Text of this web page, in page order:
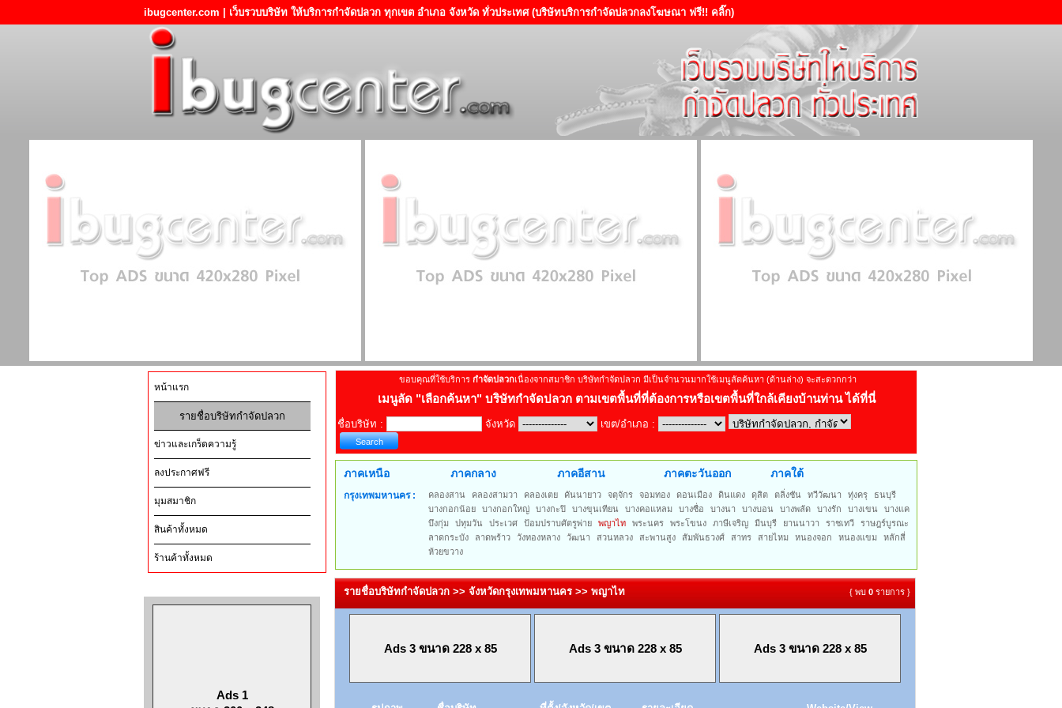
ibugcenter.com | เว็บรวบบริษัท ให้บริการกำจัดปลวก ทุกเขต อำเภอ จังหวัด ทั่วประเทศ (บริษัทบริการกำจัดปลวกลงโฆษณา ฟรี!! คลิ๊ก)
หน้าแรก
รายชื่อบริษัทกำจัดปลวก
ข่าวและเกร็ดความรู้
ลงประกาศฟรี
มุมสมาชิก
สินค้าทั้งหมด
ร้านค้าทั้งหมด
Ads 1
ขอบคุณที่ใช้บริการ กำจัดปลวกเนื่องจากสมาชิก บริษัทกำจัดปลวก มีเป็นจำนวนมากใช้เมนูลัดค้นหา (ด้านล่าง) จะสะดวกกว่า
เมนูลัด "เลือกค้นหา" บริษัทกำจัดปลวก ตามเขตพื้นที่ที่ต้องการหรือเขตพื้นที่ใกล้เคียงบ้านท่านได้ที่นี่
ชื่อบริษัท : จังหวัด เขต/อำเภอ :
ภาคเหนือ ภาคกลาง ภาคอีสาน ภาคตะวันออก ภาคใต้
กรุงเทพมหานคร : คลองสาน คลองสามวา คลองเตย คันนายาว จตุจักร จอมทอง ดอนเมือง ดินแดง ดุสิต ตลิ่งชัน ทวีวัฒนา ทุ่งครุ
ธนบุรี
บางกอกน้อย
บางกอกใหญ่ บางกะปิ บางขุนเทียน บางคอแหลม บางซื่อ บางนา บางบอน บางพลัด บางรัก บางเขน
บางแค
บึงกุ่ม
ปทุมวัน ประเวศ ป้อมปราบศัตรูพ่าย พญาไท พระนคร พระโขนง ภาษีเจริญ มีนบุรี ยานนาวา ราชเทวี
ราษฎร์บูรณะ
ลาดกระบัง
ลาดพร้าว วังทองหลาง วัฒนา สวนหลวง สะพานสูง สัมพันธวงศ์ สาทร สายไหม หนองจอก หนองแขม
หลักสี่
ห้วยขวาง
รายชื่อบริษัทกำจัดปลวก >> จังหวัดกรุงเทพมหานคร >> พญาไท { พบ 0 รายการ }
Ads 3 ขนาด 228 x 85 Ads 3 ขนาด 228 x 85 Ads 3 ขนาด 228 x 85